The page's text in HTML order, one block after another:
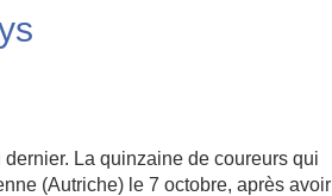
La quinzaine de coureurs qui
(Autriche) le 7 octobre, après avoir